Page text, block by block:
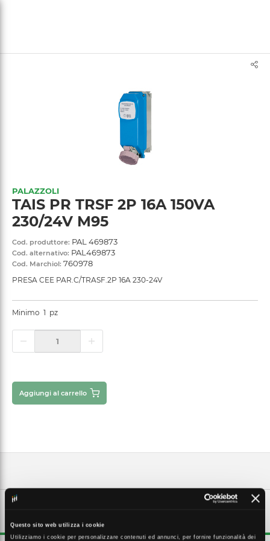
Questo sito web utilizza i cookie
Utilizziamo i cookie per personalizzare contenuti ed annunci, per fornire funzionalità dei
PALAZZOLI
TAIS PR TRSF 2P 16A 150VA
230/24V M95
Cod. produttore: PAL 469873
Cod. alternativo: PAL469873
Cod. Marchiol: 760978
PRESA CEE PAR.C/TRASF.2P 16A 230-24V
Minimo 1 pz
Aggiungi al carrello